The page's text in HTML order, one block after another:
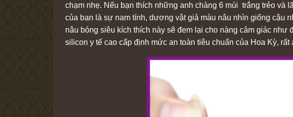
chạm nhẹ. Nếu bạn thích những anh chàng 6 múi trắng trẻo và
của bạn là sự nam tính, dương vật giả màu nâu nhìn giống
nâu bóng siêu kích thích này sẽ đem lại cho nàng cảm giác
silicon y tế cao cấp định mức an toàn tiêu chuẩn của Hoa Kỳ, rất